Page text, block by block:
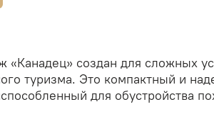
«Канадец» создан для сложных
туризма. Это компактный и
для обустройства